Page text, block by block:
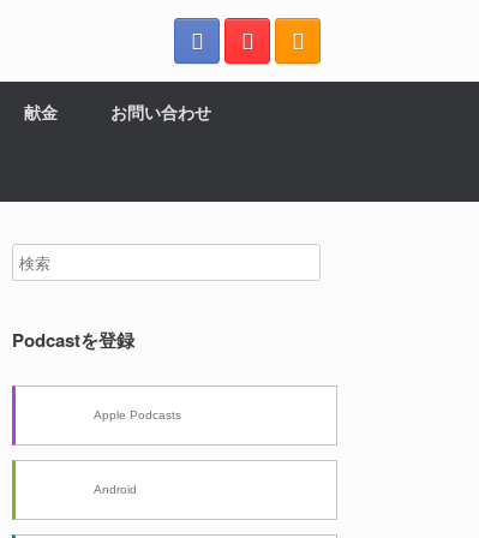
献金 お問い合わせ
Podcastを登録
Apple Podcasts
Android